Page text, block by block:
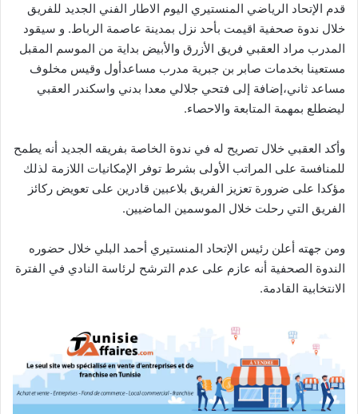
قدم الإتحاد الرياضي المنستيري اليوم الاطار الفني الجديد للفريق
خلال ندوة صحفية اقيمت بأحد نزل بمدينة عاصمة الرباط. و سيقود
المدرب مراد العقبي فريق الأزرق والأبيض بداية من الموسم المقبل
مستعينا بخدمات صابر بن جبرية مدرب مساعدأول وقيس مخلوف
مساعد ثاني،إضافة إلى فتحي جلالي معدا بدني واسكندر العقبي
ليضطلع بمهمة المتابعة والاحصاء.
وأكد العقبي خلال تصريح له في ندوة الخاصة بفريقه الجديد أنه يطمح
للمنافسة على المراتب الأولى بشرط توفر الإمكانيات اللازمة لذلك
مؤكدا على ضرورة تعزيز الفريق بلاعبين قادرين على تعويض ركائز
الفريق التي رحلت خلال الموسمين الماضيين.
ومن جهته أعلن رئيس الإتحاد المنستيري أحمد البلي خلال حضوره
الندوة الصحفية أنه عازم على عدم الترشح لرئاسة النادي في الفترة
الانتخابية القادمة.